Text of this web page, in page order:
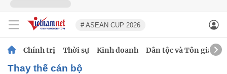
# ASEAN CUP 2026
Chính trị Thời sự Kinh doanh Dân tộc và Tôn giáo
thay thế cán bộ